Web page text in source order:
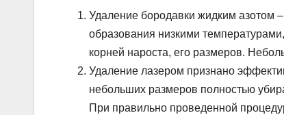
Удаление бородавки жидким азотом
образования низкими
корней нароста, его размеров.
Удаление лазером признано
небольших размеров полностью
При правильно проведенной